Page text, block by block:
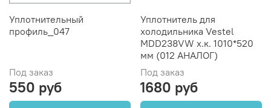
Уплотнительный
профиль_047
Под заказ
550 руб
Уплотнитель для
холодильника Vestel
MDD238VW х.к. 1010*520
мм (012 АНАЛОГ)
Под заказ
1680 руб